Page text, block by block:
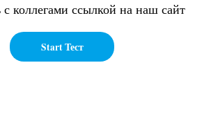
с коллегами ссылкой на наш сайт